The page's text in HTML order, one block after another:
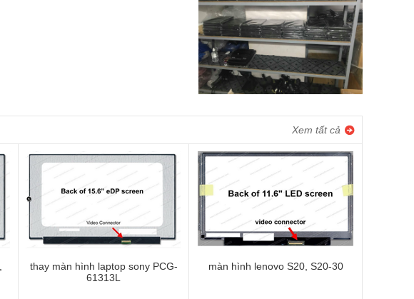
Xem tất cả
thay màn hình laptop sony PCG-
61313L
màn hình lenovo S20, S20-30